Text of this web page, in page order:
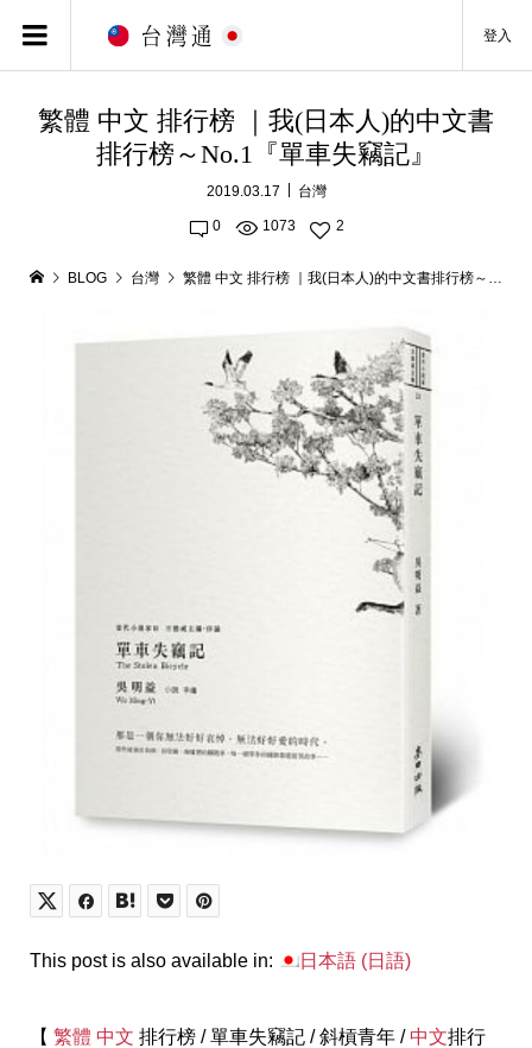
登入
繁體 中文 排行榜 ｜我(日本人)的中文書
排行榜～No.1『單車失竊記』
2019.03.17 台灣
0 1073 2
BLOG 台灣 繁體 中文 排行榜 ｜我(日本人)的中文書排行榜～No.1『單車失竊記』
This post is also available in: 日本語(日語)
【 繁體 中文 排行榜 / 單車失竊記 / 斜槓青年 / 中文排行